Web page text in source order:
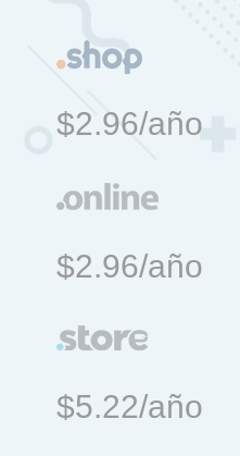
$2.96/año
$2.96/año
$5.22/año